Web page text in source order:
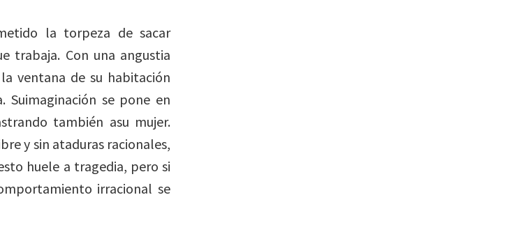
la torpeza de sacar
trabaja. Con una angustia
ventana de su habitación
Suimaginación se pone en
también asu mujer.
y sin ataduras racionales,
huele a tragedia, pero si
irracional se